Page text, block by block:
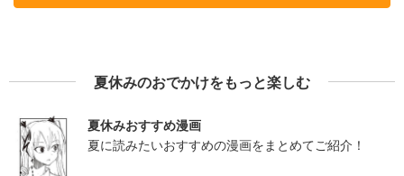
夏休みのおでかけをもっと楽しむ
夏休みおすすめ漫画
夏に読みたいおすすめの漫画をまとめてご紹介！